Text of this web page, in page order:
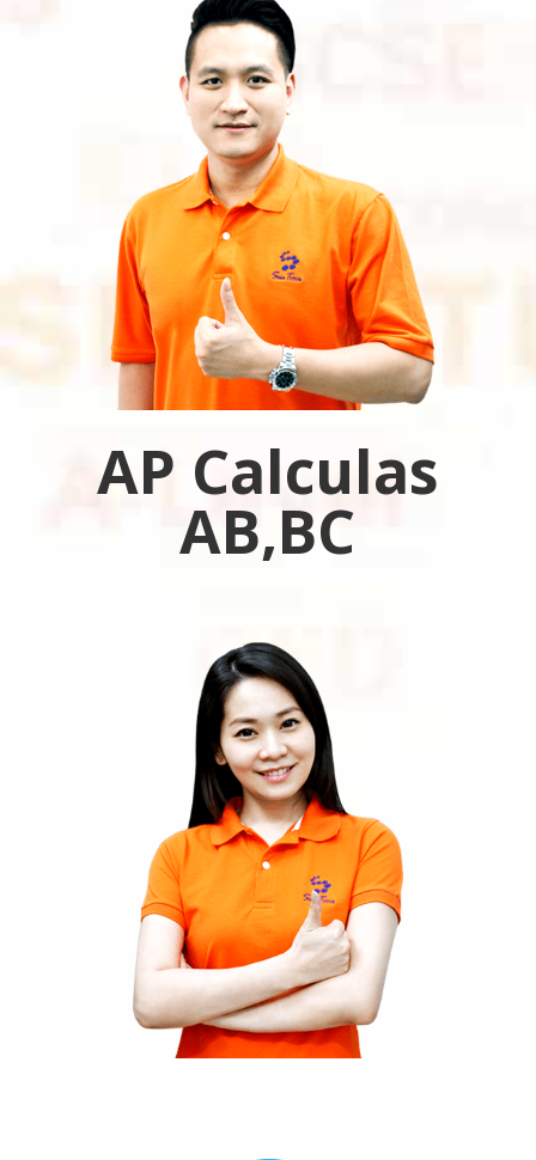
AP Calculas
AB,BC